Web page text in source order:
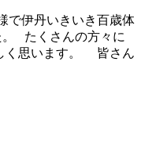
で伊丹いきいき百歳体
。 たくさんの方々に
く思います。 皆さん